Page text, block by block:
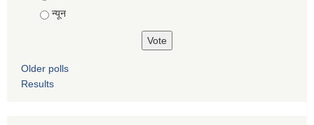
न्यून
Older polls
Results